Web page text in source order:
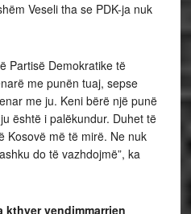
Veseli tha se PDK-ja nuk
Partisë Demokratike të
me punën tuaj, sepse
me ju. Keni bërë një punë
është i palëkundur. Duhet të
Kosovë më të mirë. Ne nuk
do të vazhdojmë”, ka
kthyer vendimmarrjen